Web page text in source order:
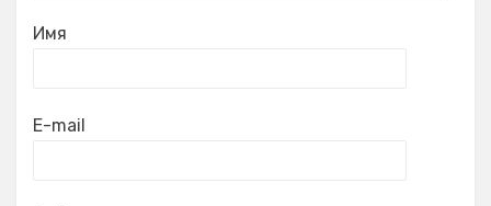
Имя
E-mail